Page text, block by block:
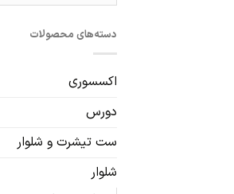
دسته‌های محصولات
اکسسوری
دورس
ست تیشرت و شلوار
شلوار